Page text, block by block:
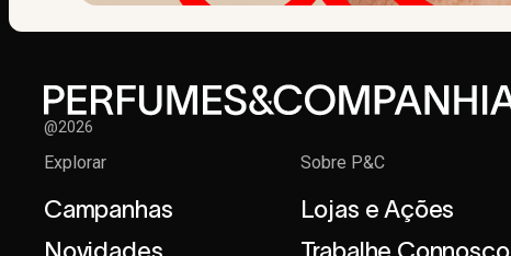
@2026
Explorar
Campanhas
Novidades
Sobre P&C
Lojas e Ações
Trabalhe Connosco